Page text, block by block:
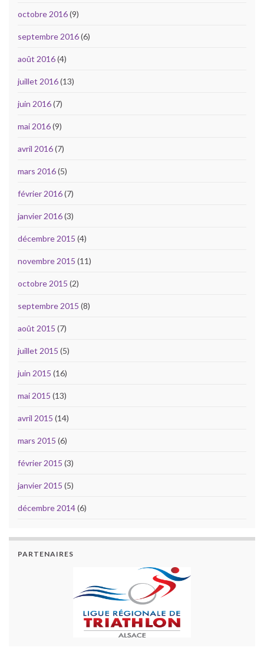
octobre 2016(9)
septembre 2016(6)
août 2016(4)
juillet 2016(13)
juin 2016(7)
mai 2016(9)
avril 2016(7)
mars 2016(5)
février 2016(7)
janvier 2016(3)
décembre 2015 (4)
novembre 2015 (11)
octobre 2015 (2)
septembre 2015 (8)
août 2015 (7)
juillet 2015 (5)
juin 2015 (16)
mai 2015 (13)
avril 2015 (14)
mars 2015 (6)
février 2015 (3)
janvier 2015 (5)
décembre 2014(6)
PARTENAIRES